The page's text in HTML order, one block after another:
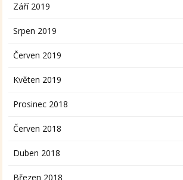
Září 2019
Srpen 2019
Červen 2019
Květen 2019
Prosinec 2018
Červen 2018
Duben 2018
Březen 2018